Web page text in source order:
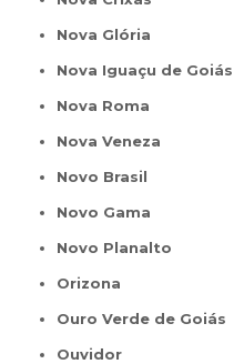
Nova Glória
Nova Iguaçu de Goiás
Nova Roma
Nova Veneza
Novo Brasil
Novo Gama
Novo Planalto
Orizona
Ouro Verde de Goiás
Ouvidor